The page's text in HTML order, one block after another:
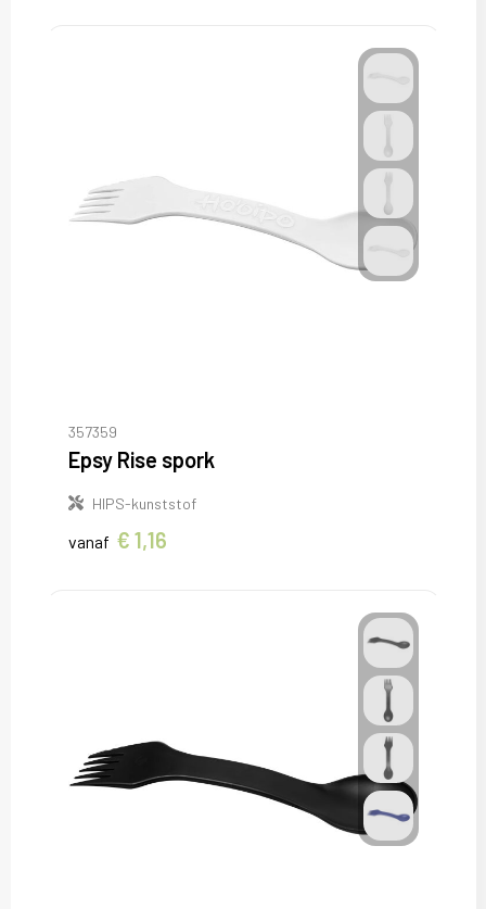
357359
Epsy Rise spork
HIPS-kunststof
vanaf € 1,16